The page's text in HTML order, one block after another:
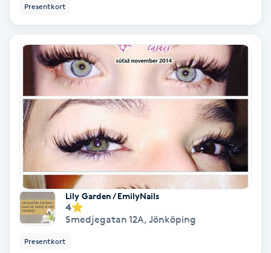
Paraffinbehandling
Pensionärklippning
Permanent
Permanent hårborttagning
Permanent ögonbrynsmakeup
Personal shopper
Presentkort
Lily Garden / EmilyNails
4
Smedjegatan 12A, Jönköping
Presentkort